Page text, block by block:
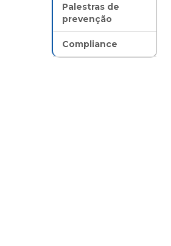
Palestras de
prevenção
Compliance